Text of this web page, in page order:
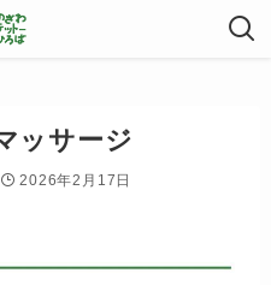
ッサージ
2026年2月17日